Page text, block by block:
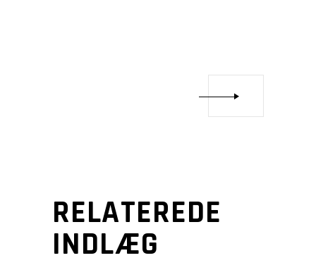
RELATEREDE
INDLÆG